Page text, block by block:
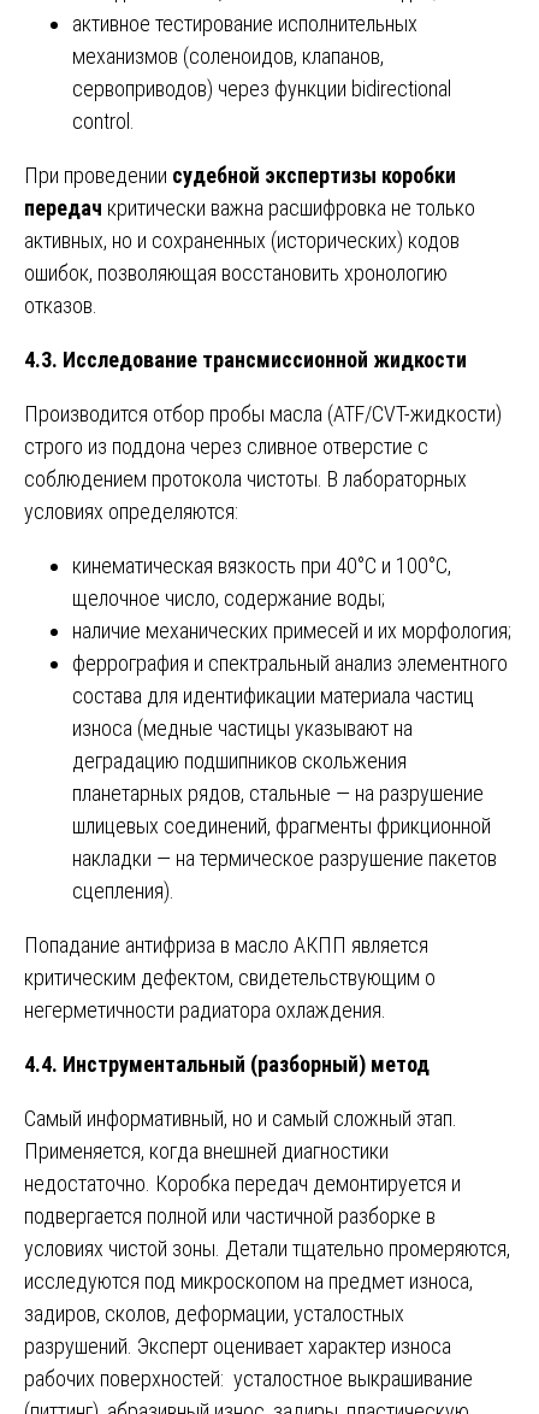
активное тестирование исполнительных
механизмов (соленоидов, клапанов,
сервоприводов) через функции bidirectional
control.
При проведении судебной экспертизы коробки
передач критически важна расшифровка не только
активных, но и сохраненных (исторических) кодов
ошибок, позволяющая восстановить хронологию
отказов.
4.3. Исследование трансмиссионной жидкости
Производится отбор пробы масла (ATF/CVT-жидкости)
строго из поддона через сливное отверстие с
соблюдением протокола чистоты. В лабораторных
условиях определяются:
кинематическая вязкость при 40°C и 100°C,
щелочное число, содержание воды;
наличие механических примесей и их морфология;
феррография и спектральный анализ элементного
состава для идентификации материала частиц
износа (медные частицы указывают на
деградацию подшипников скольжения
планетарных рядов, стальные — на разрушение
шлицевых соединений, фрагменты фрикционной
накладки — на термическое разрушение пакетов
сцепления).
Попадание антифриза в масло АКПП является
критическим дефектом, свидетельствующим о
негерметичности радиатора охлаждения.
4.4. Инструментальный (разборный) метод
Самый информативный, но и самый сложный этап.
Применяется, когда внешней диагностики
недостаточно. Коробка передач демонтируется и
подвергается полной или частичной разборке в
условиях чистой зоны. Детали тщательно промеряются,
исследуются под микроскопом на предмет износа,
задиров, сколов, деформации, усталостных
разрушений. Эксперт оценивает характер износа
рабочих поверхностей: усталостное выкрашивание